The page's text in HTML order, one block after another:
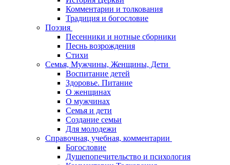
Комментарии и толкования
Традиция и богословие
Поэзия
Песенники и нотные сборники
Песнь возрождения
Стихи
Семья, Мужчины, Женщины, Дети
Воспитание детей
Здоровье. Питание
О женщинах
О мужчинах
Семья и дети
Создание семьи
Для молодежи
Справочная, учебная, комментарии
Богословие
Душепопечительство и психология